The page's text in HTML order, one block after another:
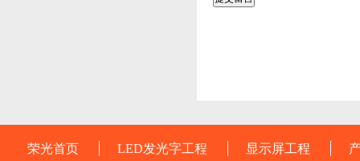
荣光首页 LED发光字工程 显示屏工程